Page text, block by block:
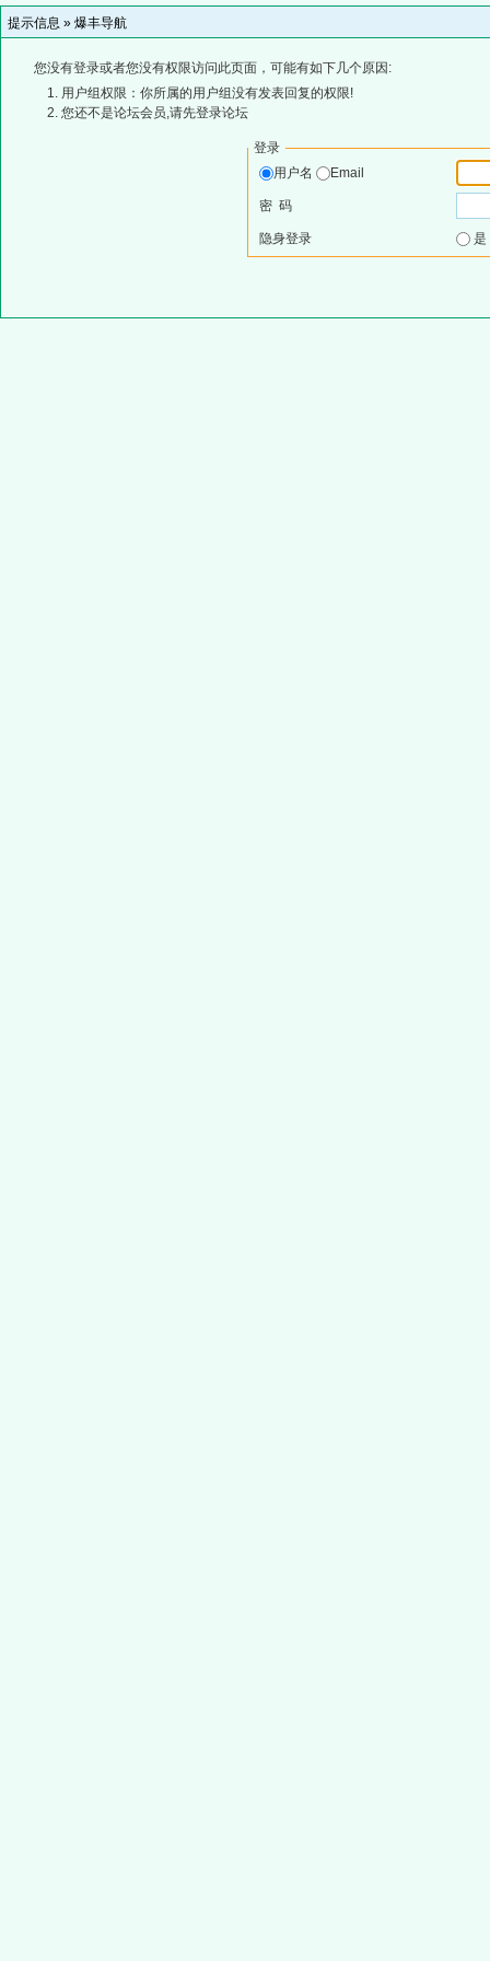
提示信息 » 爆丰导航
您没有登录或者您没有权限访问此页面，可能有如下几个原因:
用户组权限：你所属的用户组没有发表回复的权限!
您还不是论坛会员,请先登录论坛
登录
用户名
Email
密 码
隐身登录